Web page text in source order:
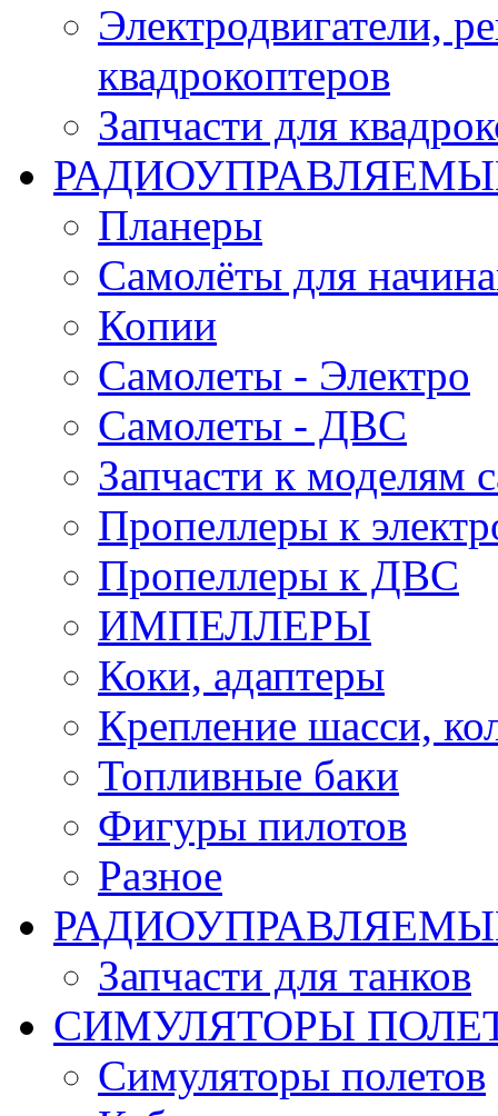
Электродвигатели,
квадрокоптеров
Запчасти для
Планеры
Самолёты для
Копии
Самолеты - Электро
Самолеты - ДВС
Запчасти к моделям
Пропеллеры к
Пропеллеры к ДВС
ИМПЕЛЛЕРЫ
Коки, адаптеры
Крепление шасси,
Топливные баки
Фигуры пилотов
Разное
Запчасти для танков
СИМУЛЯТОРЫ
Симуляторы полетов